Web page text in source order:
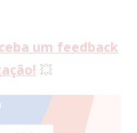
um feedback
💥